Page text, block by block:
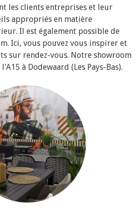
les clients entreprises et leur
appropriés en matière
Il est également possible de
Ici, vous pouvez vous inspirer et
sur rendez-vous. Notre showroom
à Dodewaard (Les Pays-Bas).